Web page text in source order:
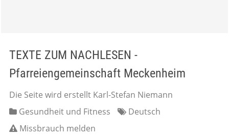
TEXTE ZUM NACHLESEN -
Pfarreiengemeinschaft Meckenheim
Die Seite wird erstellt Karl-Stefan Niemann
Gesundheit und Fitness
Deutsch
Missbrauch melden